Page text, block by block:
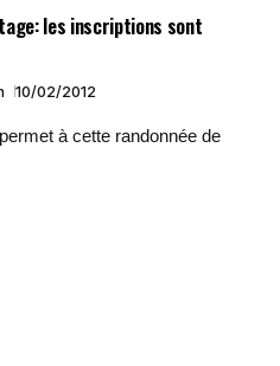
les inscriptions sont
10/02/2012
à cette randonnée de